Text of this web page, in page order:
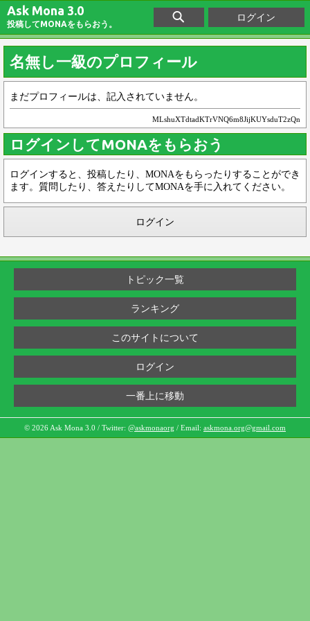
Ask Mona 3.0
投稿してMONAをもらおう。
ログイン
名無し一級のプロフィール
まだプロフィールは、記入されていません。
MLshuXTdtadKTrVNQ6m8JijKUYsduT2zQn
ログインしてMONAをもらおう
ログインすると、投稿したり、MONAをもらったりすることができ
ます。質問したり、答えたりしてMONAを手に入れてください。
ログイン
トピック一覧
ランキング
このサイトについて
ログイン
一番上に移動
© 2026 Ask Mona 3.0 / Twitter: @askmonaorg / Email: askmona.org@gmail.com